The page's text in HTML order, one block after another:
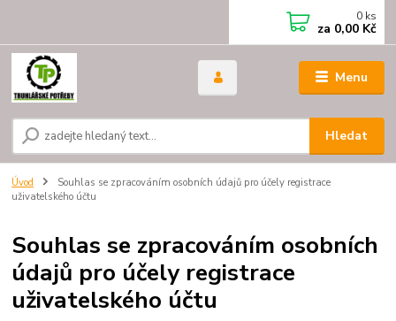
Menu
Hledat
0 ks
za 0,00 Kč
Úvod
Souhlas se zpracováním osobních údajů pro účely registrace
uživatelského účtu
Souhlas se zpracováním osobních
údajů pro účely registrace
uživatelského účtu